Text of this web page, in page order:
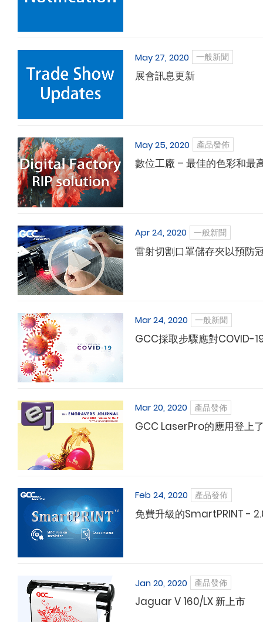
May 27, 2020 一般新聞
展會訊息更新
May 25, 2020 產品發佈
數位工廠 – 最佳的色彩和最
Apr 24, 2020 一般新聞
雷射切割口罩儲存夾以預防
Mar 24, 2020 一般新聞
GCC採取步驟應對COVID-
Mar 20, 2020 產品發佈
GCC LaserPro的應用登上
Feb 24, 2020 產品發佈
免費升級的SmartPRINT -
Jan 20, 2020 產品發佈
Jaguar V 160/LX 新上市